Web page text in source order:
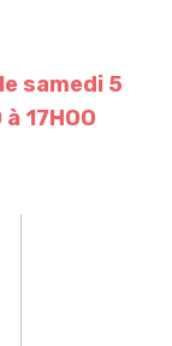
le samedi 5
17HOO